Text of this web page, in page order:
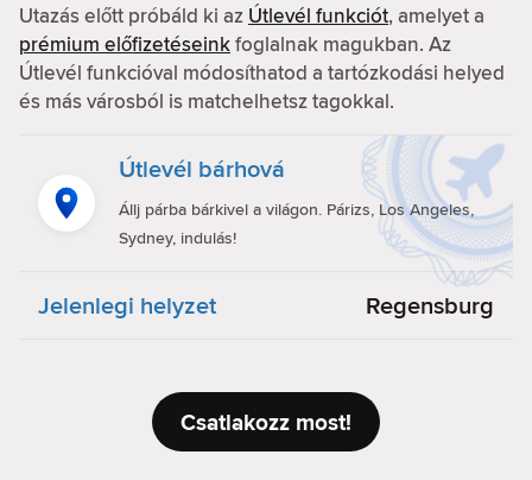
Utazás előtt próbáld ki az Útlevél funkciót, amelyet a
prémium előfizetéseinkfoglalnak magukban. Az
Útlevél funkcióval módosíthatod a tartózkodási helyed
és más városból is matchelhetsz tagokkal.
Útlevél bárhová
Állj párba bárkivel a világon. Párizs, Los Angeles,
Sydney, indulás!
Jelenlegi helyzet Regensburg
Csatlakozz most!